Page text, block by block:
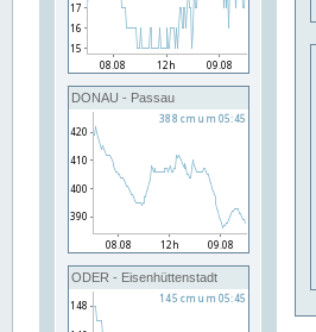
DONAU - Passau
ODER - Eisenhüttenstadt